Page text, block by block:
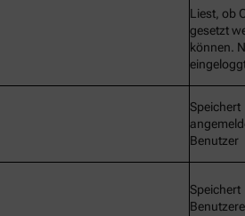
Liest, ob
gesetzt
können.
Speichert
Benutzer
Speichert